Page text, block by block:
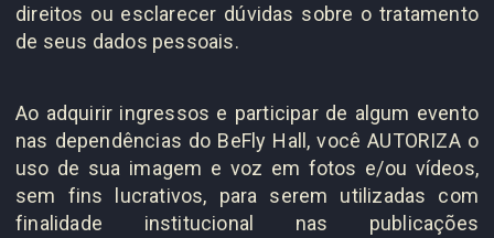
direitos ou esclarecer dúvidas sobre o tratamento
de seus dados pessoais.
Ao adquirir ingressos e participar de algum evento
nas dependências do BeFly Hall, você AUTORIZA o
uso de sua imagem e voz em fotos e/ou vídeos,
sem fins lucrativos, para serem utilizadas com
finalidade institucional nas publicações